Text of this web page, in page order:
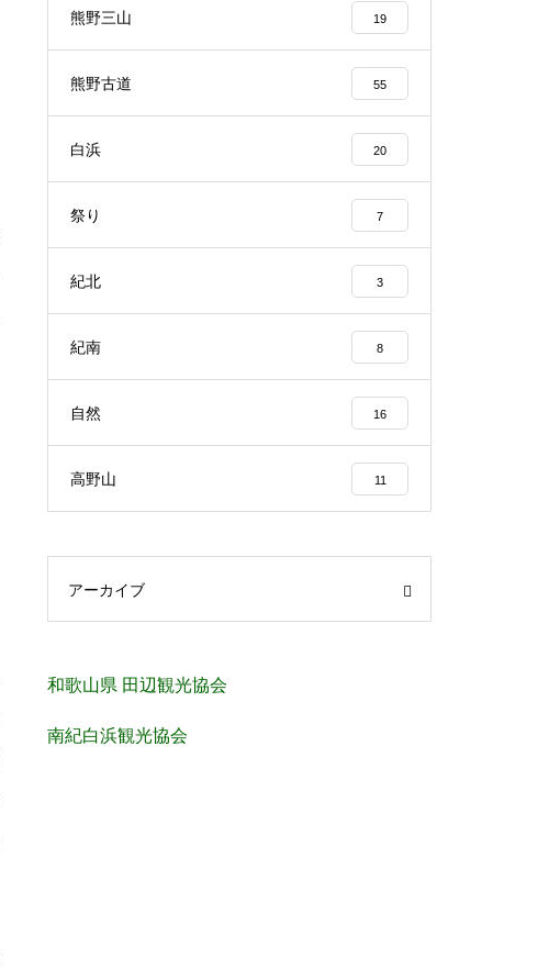
熊野三山 19
熊野古道 55
白浜 20
祭り 7
紀北 3
紀南 8
自然 16
高野山 11
アーカイブ
和歌山県 田辺観光協会
南紀白浜観光協会